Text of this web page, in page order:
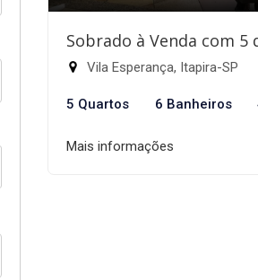
Sobrado à Venda com 5
Vila Esperança, Itapira-SP
5 Quartos 6 Banheiros
Mais informações